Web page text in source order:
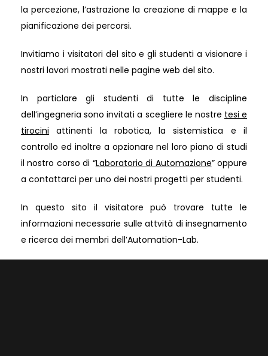
la percezione, l’astrazione la creazione di mappe e la
pianificazione dei percorsi.
Invitiamo i visitatori del sito e gli studenti a visionare i
nostri lavori mostrati nelle pagine web del sito.
In particlare gli studenti di tutte le discipline
dell’ingegneria sono invitati a scegliere le nostre tesi e
tirocini attinenti la robotica, la sistemistica e il
controllo ed inoltre a opzionare nel loro piano di studi
il nostro corso di “Laboratorio di Automazione” oppure
a contattarci per uno dei nostri progetti per studenti.
In questo sito il visitatore può trovare tutte le
informazioni necessarie sulle attvità di insegnamento
e ricerca dei membri dell’Automation-Lab.